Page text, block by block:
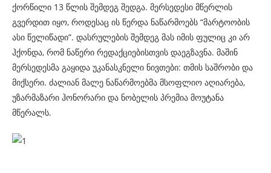
ქორწილი 13 წლის შემდეგ შედგა. მერსედესი მწერლის
გვერდით იყო, როდესაც ის წერდა ნაწარმოებს “მარტოობის
ასი წელიწადი”. დასრულების შემდეგ მას იმის ფულიც კი არ
ჰქონდა, რომ ნაწერი რედაქციებისთვის დაეგზავნა. მაშინ
მერსედესმა გაყიდა უკანასკნელი ნივთები: თმის საშრობი და
მიქსერი. ძალიან მალე ნაწარმოებმა მსოფლიო აღიარება,
უზარმაზარი ჰონორარი და ნობელის პრემია მოუტანა
მწერალს.